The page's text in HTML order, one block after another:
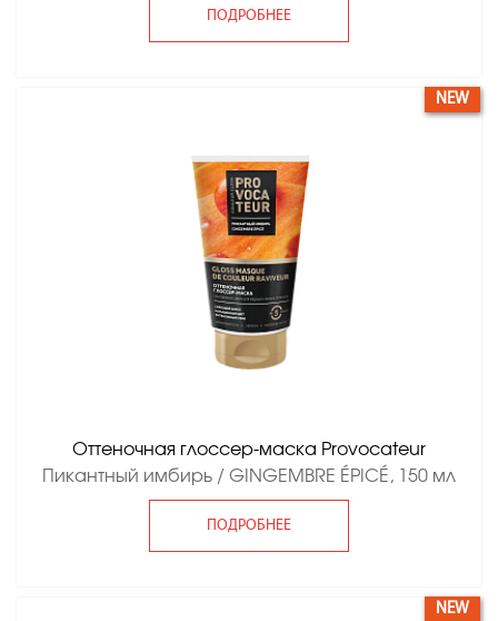
ПОДРОБНЕЕ
Оттеночная глоссер-маска Provocateur
Пикантный имбирь / GINGEMBRE ÉPICÉ, 150 мл
ПОДРОБНЕЕ
NEW
NEW